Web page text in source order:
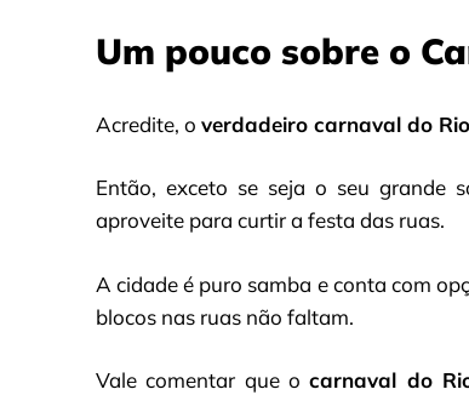
Um pouco sobre o
Acredite, o verdadeiro carnaval do Rio
Então, exceto se seja o seu grande
aproveite para curtir a festa das ruas.
A cidade é puro samba e conta com
blocos nas ruas não faltam.
Vale comentar que ocarnaval do